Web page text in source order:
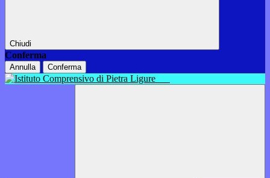
Chiudi
Conferma
Annulla Conferma